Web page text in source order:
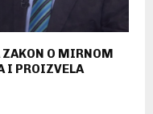
ZAKON O MIRNOM
I PROIZVELA